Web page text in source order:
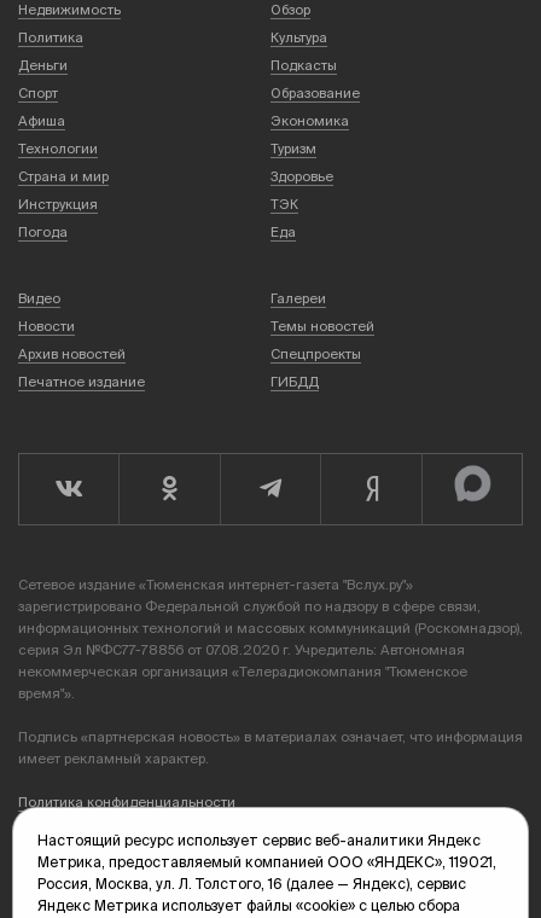
Недвижимость
Обзор
Политика
Культура
Деньги
Подкасты
Спорт
Образование
Афиша
Экономика
Технологии
Туризм
Страна и мир
Здоровье
Инструкция
ТЭК
Погода
Еда
Видео
Галереи
Новости
Темы новостей
Архив новостей
Спецпроекты
Печатное издание
ГИБДД
Сетевое издание «Тюменская интернет-газета "Вслух.ру"»
зарегистрировано Федеральной службой по надзору в сфере связи,
информационных технологий и массовых коммуникаций (Роскомнадзор),
серия Эл №ФС77-78856 от 07.08.2020 г. Учредитель: Автономная
некоммерческая организация «Телерадиокомпания "Тюменское
время"».
Подпись «партнерская новость» в материалах означает, что информация
имеет рекламный характер.
Политика конфиденциальности
Редакция: 625035, Тюмень, пр. Геологоразведчиков, 28А
(3452) 68-89-05
edit@vsluh.ru
Настоящий ресурс использует сервис веб-аналитики Яндекс
Метрика, предоставляемый компанией ООО «ЯНДЕКС», 119021,
Россия, Москва, ул. Л. Толстого, 16 (далее — Яндекс), сервис
Яндекс Метрика использует файлы «cookie» с целью сбора